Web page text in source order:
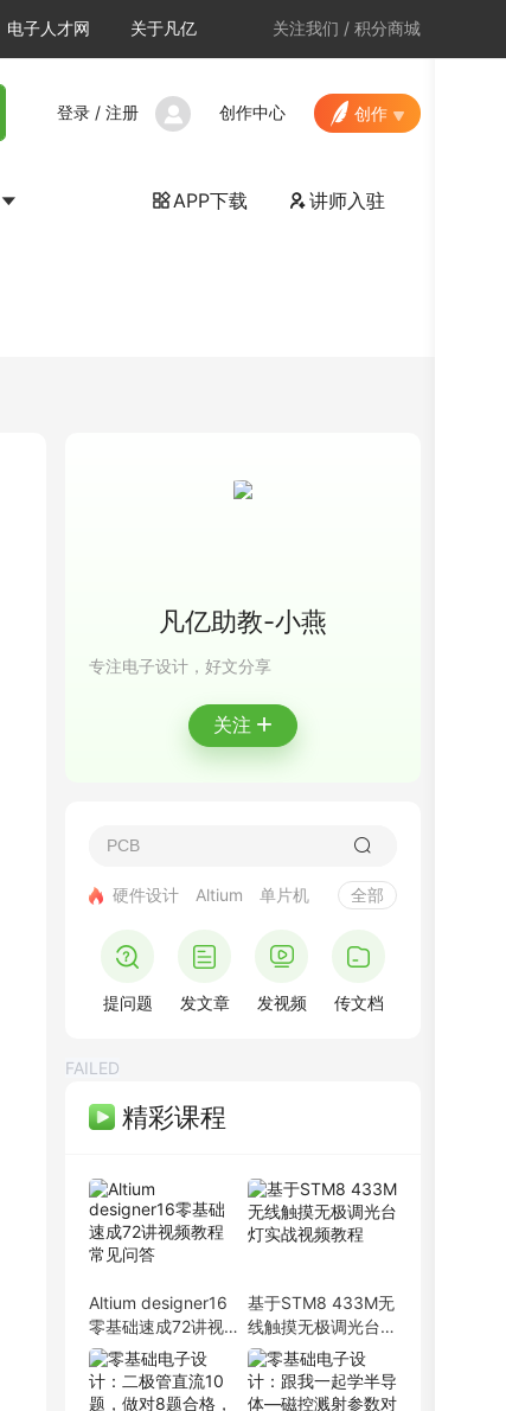
电子人才网 关于凡亿 关注我们 / 积分商城
登录 / 注册 创作中心 创作
APP下载 讲师入驻
凡亿助教-小燕
专注电子设计，好文分享
关注 +
硬件设计 Altium 单片机 全部
提问题 发文章 发视频 传文档
FAILED
精彩课程
Altium designer16
零基础速成72讲视
频教程常见问答
基于STM8 433M无
线触摸无极调光台灯
实战视频教程
单片机开发班
剩余3天
预约占座
ITOS特训班
剩余3天
即将报满
信号仿真特训营
剩余3天
预约占座
数字IC设计班
剩余3天
即将报满